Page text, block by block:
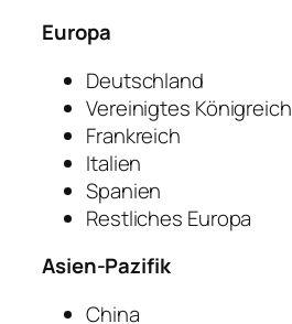
Europa
Deutschland
Vereinigtes Königreich
Frankreich
Italien
Spanien
Restliches Europa
Asien-Pazifik
China